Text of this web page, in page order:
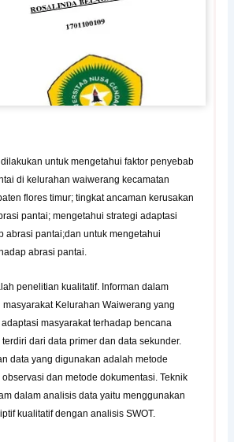
untuk mengetahui faktor penyebab
di kelurahan waiwerang kecamatan
flores timur; tingkat ancaman kerusakan
pantai; mengetahui strategi adaptasi
abrasi pantai;dan untuk mengetahui
abrasi pantai.
penelitian kualitatif. Informan dalam
Kelurahan Waiwerang yang
masyarakat terhadap bencana
dari data primer dan data sekunder.
data yang digunakan adalah metode
dan metode dokumentasi. Teknik
dalam analisis data yaitu menggunakan
kualitatif dengan analisis SWOT.